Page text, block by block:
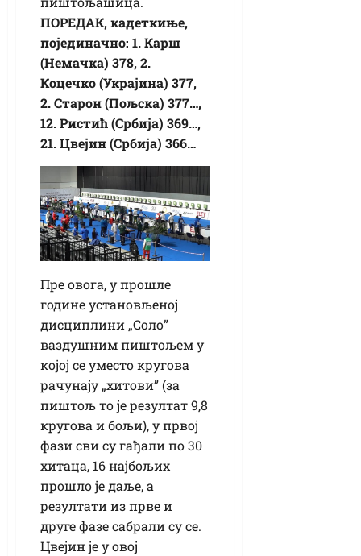
ПОРЕДАК, кадеткиње,
појединачно: 1. Карш
(Немачка) 378, 2.
Коцечко (Украјина) 377,
2. Старон (Пољска) 377…,
12. Ристић (Србија) 369…,
21. Цвејин (Србија) 366…
Пре овога, у прошле
године установљеној
дисциплини „Соло”
ваздушним пиштољем у
којој се уместо кругова
рачунају „хитови” (за
пиштољ то је резултат 9,8
кругова и бољи), у првој
фази сви су гађали по 30
хитаца, 16 најбољих
прошло је даље, а
резултати из прве и
друге фазе сабрали су се.
Цвејин је у овој